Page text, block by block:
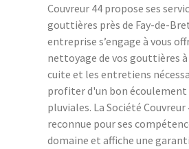
Couvreur 44 propose ses
gouttières près de Fay-de-
entreprise s’engage à vous
nettoyage de vos gouttières à
cuite et les entretiens
profiter d'un bon écoulement
pluviales. La Société Couvreur
reconnue pour ses
domaine et affiche une